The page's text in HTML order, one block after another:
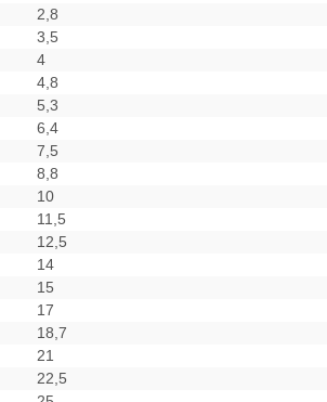
2,8
3,5
4
4,8
5,3
6,4
7,5
8,8
10
11,5
12,5
14
15
17
18,7
21
22,5